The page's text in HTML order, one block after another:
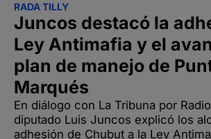
RADA TILLY
Juncos destacó la
Ley Antimafia y el
plan de manejo de
Marqués
En diálogo con La Tribuna por
diputado Luis Juncos explicó los
adhesión de Chubut a la Ley